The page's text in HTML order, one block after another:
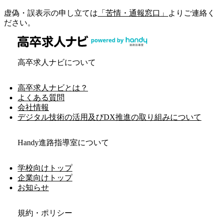
虚偽・誤表示の申し立ては 「苦情・通報窓口」
よりご連絡く
ださい。
高卒求人ナビについて
高卒求人ナビとは？
よくある質問
会社情報
デジタル技術の活用及びDX推進の取り組みについて
Handy進路指導室について
学校向けトップ
企業向けトップ
お知らせ
規約・ポリシー